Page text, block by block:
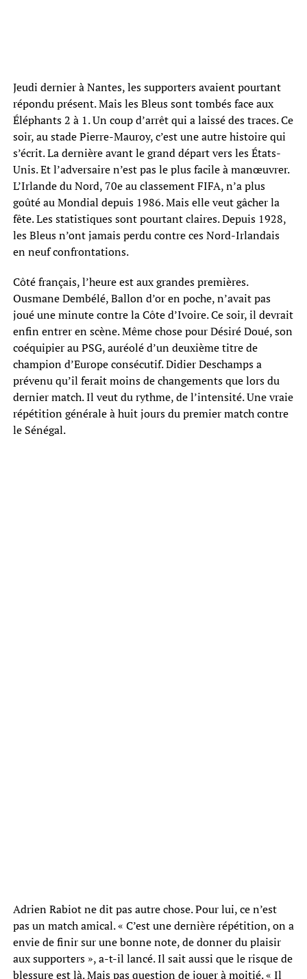
Jeudi dernier à Nantes, les supporters avaient pourtant
répondu présent. Mais les Bleus sont tombés face aux
Éléphants 2 à 1. Un coup d’arrêt qui a laissé des traces. Ce
soir, au stade Pierre-Mauroy, c’est une autre histoire qui
s’écrit. La dernière avant le grand départ vers les États-
Unis. Et l’adversaire n’est pas le plus facile à manœuvrer.
L’Irlande du Nord, 70e au classement FIFA, n’a plus
goûté au Mondial depuis 1986. Mais elle veut gâcher la
fête. Les statistiques sont pourtant claires. Depuis 1928,
les Bleus n’ont jamais perdu contre ces Nord-Irlandais
en neuf confrontations.
Côté français, l’heure est aux grandes premières.
Ousmane Dembélé, Ballon d’or en poche, n’avait pas
joué une minute contre la Côte d’Ivoire. Ce soir, il devrait
enfin entrer en scène. Même chose pour Désiré Doué, son
coéquipier au PSG, auréolé d’un deuxième titre de
champion d’Europe consécutif. Didier Deschamps a
prévenu qu’il ferait moins de changements que lors du
dernier match. Il veut du rythme, de l’intensité. Une vraie
répétition générale à huit jours du premier match contre
le Sénégal.
Adrien Rabiot ne dit pas autre chose. Pour lui, ce n’est
pas un match amical. « C’est une dernière répétition, on a
envie de finir sur une bonne note, de donner du plaisir
aux supporters », a-t-il lancé. Il sait aussi que le risque de
blessure est là. Mais pas question de jouer à moitié. « Il